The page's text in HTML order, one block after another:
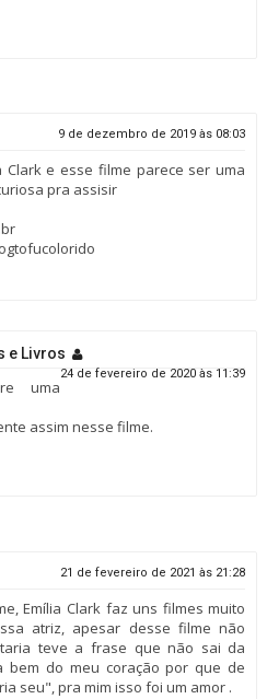
9 de dezembro de 2019 às 08:03
Clark e esse filme parece ser uma
pra assisir
e Livros
24 de fevereiro de 2020 às 11:39
uma
assim nesse filme.
21 de fevereiro de 2021 às 21:28
Emília Clark faz uns filmes muito
atriz, apesar desse filme não
teve a frase que não sai da
bem do meu coração por que de
seu", pra mim isso foi um amor .